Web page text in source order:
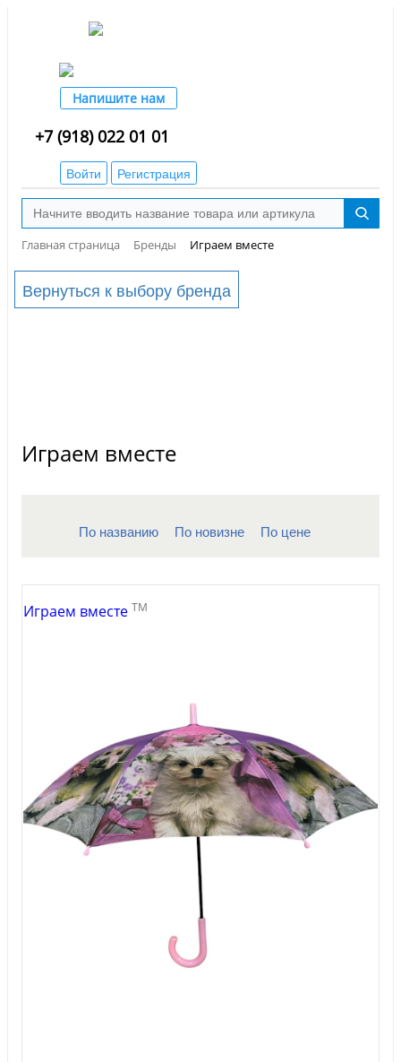
Напишите нам
+7 (918) 022 01 01
Войти Регистрация
Главная страница Бренды Играем вместе
Вернуться к выбору бренда
Играем вместе
По названию По новизне По цене
Играем вместе TM